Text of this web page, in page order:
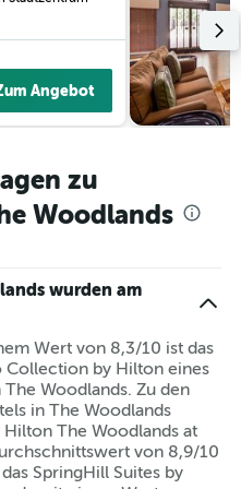
Angebot
zu
Woodlands
wurden am
Wert von 8,3/10 ist das
Collection by Hilton eines
Woodlands. Zu den
in The Woodlands
Hilton The Woodlands at
von 8,9/10
SpringHill Suites by